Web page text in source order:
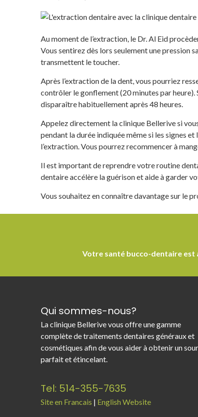
Au moment de l’extraction, le Dr. Al Eid
Vous sentirez dès lors seulement une pression
transmettent le toucher.
Après l’extraction de la dent, vous pourriez
contrôler le gonflement (20 minutes par
disparaître habituellement après 48 heures.
Appelez directement la clinique Bellerive si
pendant la durée indiquée même si les signes
l’extraction. Vous pourrez recommencer à
Il est important de reprendre votre routine
dentaire accélère la guérison et aide à garder
Vous souhaitez en connaître davantage sur le
Votre santé bucco-dentaire est
Qui sommes-nous?
La clinique Bellerive vous offre une gamme
complète de traitements dentaires généraux et
cosmétiques afin de vous aider à obtenir un
parfait et étincelant.
Tel: 514-355-7635
Site en Francais | English Website